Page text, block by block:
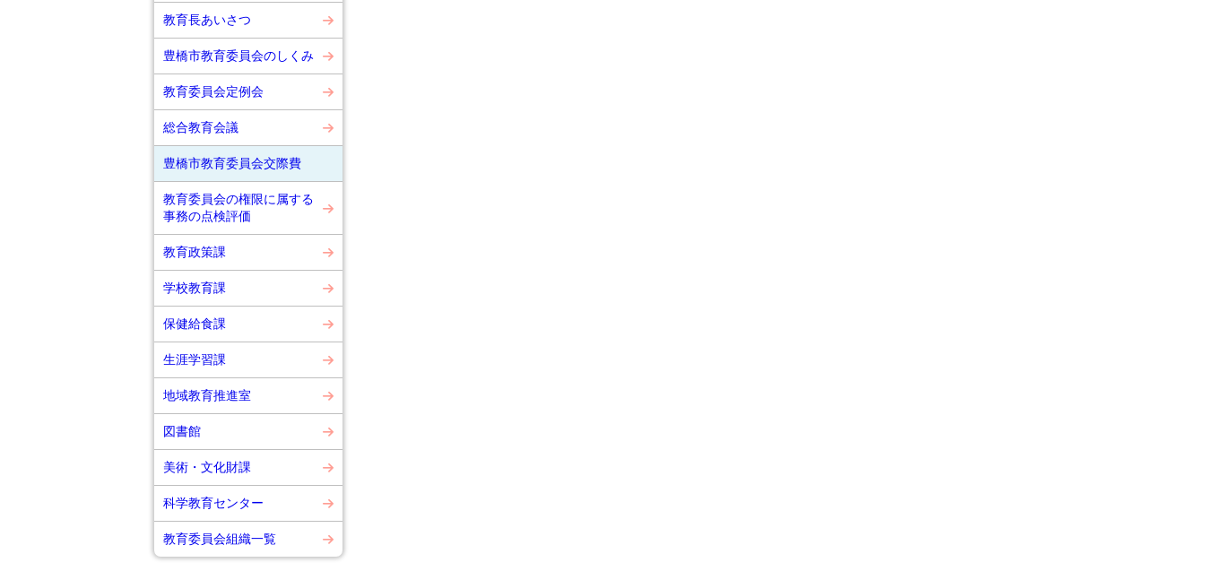
教育長あいさつ
豊橋市教育委員会のしくみ
教育委員会定例会
総合教育会議
豊橋市教育委員会交際費
教育委員会の権限に属する
事務の点検評価
教育政策課
学校教育課
保健給食課
生涯学習課
地域教育推進室
図書館
美術・文化財課
科学教育センター
教育委員会組織一覧